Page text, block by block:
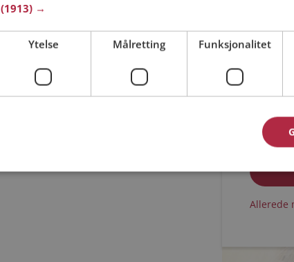
Jeg
Jeg
Allerede
(1913) →
Ytelse Målretting Funksjonalitet